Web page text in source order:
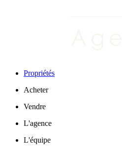
Propriétés
Acheter
Vendre
L'agence
L'équipe